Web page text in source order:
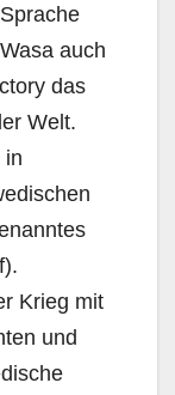
auch
das
Welt.
in
Krieg mit
und